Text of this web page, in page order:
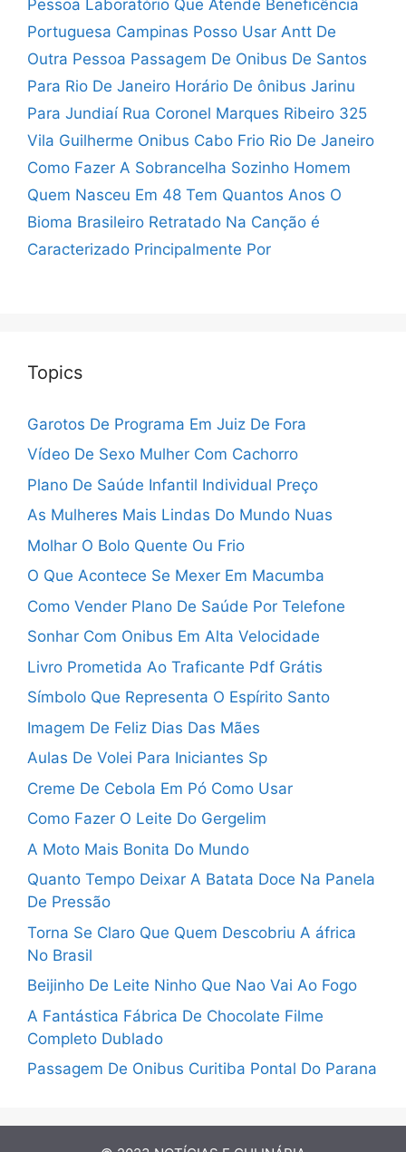
Pessoa Laboratório Que Atende Beneficência
Portuguesa Campinas Posso Usar Antt De
Outra Pessoa Passagem De Onibus De Santos
Para Rio De Janeiro Horário De ônibus Jarinu
Para Jundiaí Rua Coronel Marques Ribeiro 325
Vila Guilherme Onibus Cabo Frio Rio De Janeiro
Como Fazer A Sobrancelha Sozinho Homem
Quem Nasceu Em 48 Tem Quantos Anos O
Bioma Brasileiro Retratado Na Canção é
Caracterizado Principalmente Por
Topics
Garotos De Programa Em Juiz De Fora
Vídeo De Sexo Mulher Com Cachorro
Plano De Saúde Infantil Individual Preço
As Mulheres Mais Lindas Do Mundo Nuas
Molhar O Bolo Quente Ou Frio
O Que Acontece Se Mexer Em Macumba
Como Vender Plano De Saúde Por Telefone
Sonhar Com Onibus Em Alta Velocidade
Livro Prometida Ao Traficante Pdf Grátis
Símbolo Que Representa O Espírito Santo
Imagem De Feliz Dias Das Mães
Aulas De Volei Para Iniciantes Sp
Creme De Cebola Em Pó Como Usar
Como Fazer O Leite Do Gergelim
A Moto Mais Bonita Do Mundo
Quanto Tempo Deixar A Batata Doce Na Panela
De Pressão
Torna Se Claro Que Quem Descobriu A áfrica
No Brasil
Beijinho De Leite Ninho Que Nao Vai Ao Fogo
A Fantástica Fábrica De Chocolate Filme
Completo Dublado
Passagem De Onibus Curitiba Pontal Do Parana